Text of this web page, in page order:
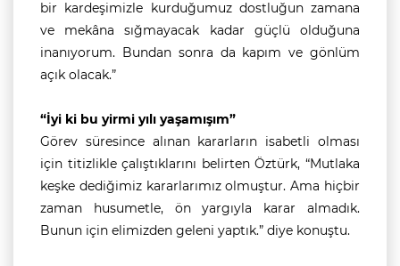
bir kardeşimizle kurduğumuz dostluğun zamana
ve mekâna sığmayacak kadar güçlü olduğuna
inanıyorum. Bundan sonra da kapım ve gönlüm
açık olacak.”
“İyi ki bu yirmi yılı yaşamışım”
Görev süresince alınan kararların isabetli olması
için titizlikle çalıştıklarını belirten Öztürk, “Mutlaka
keşke dediğimiz kararlarımız olmuştur. Ama hiçbir
zaman husumetle, ön yargıyla karar almadık.
Bunun için elimizden geleni yaptık.” diye konuştu.